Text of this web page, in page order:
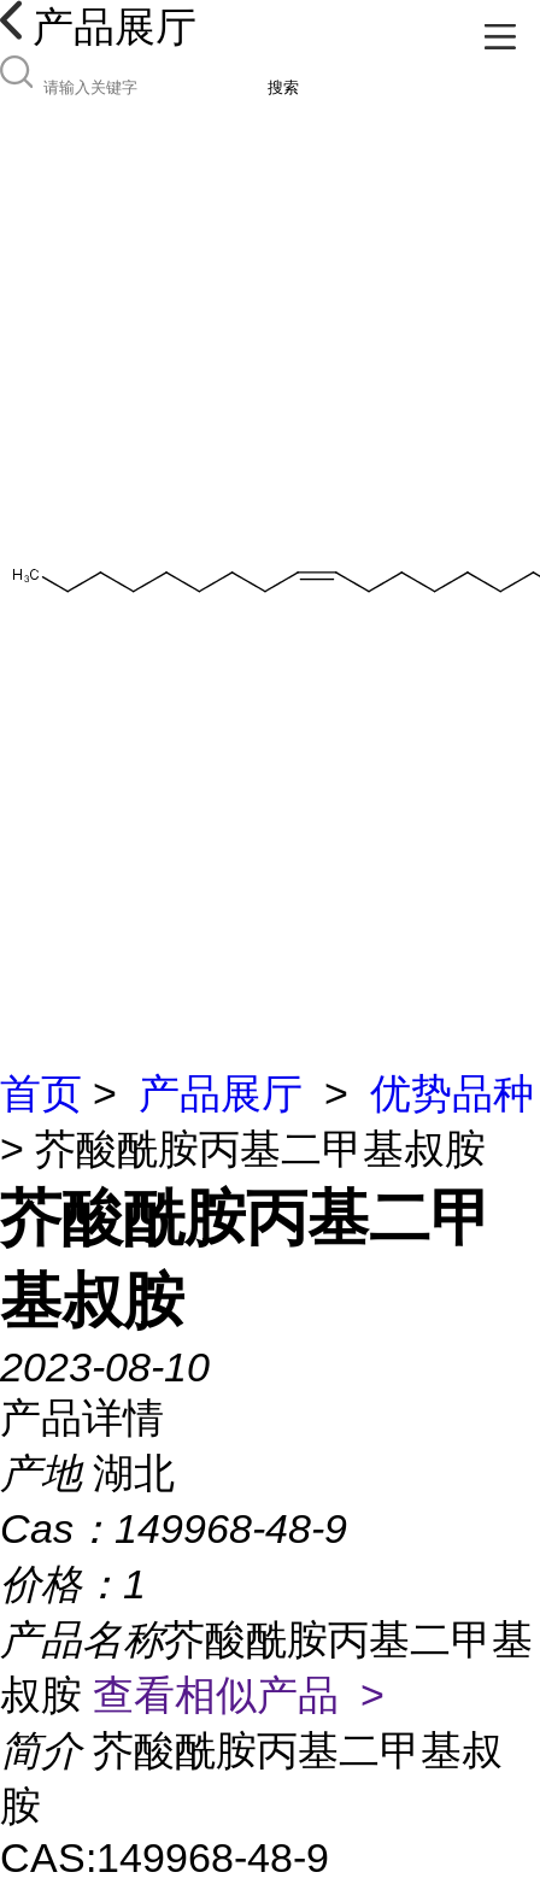
产品展厅
搜索
首页 > 产品展厅 > 优势品种
> 芥酸酰胺丙基二甲基叔胺
芥酸酰胺丙基二甲
基叔胺
2023-08-10
产品详情
产地 湖北
Cas： 149968-48-9
价格： 1
产品名称芥酸酰胺丙基二甲基
叔胺 查看相似产品 >
简介 芥酸酰胺丙基二甲基叔
胺
CAS:149968-48-9